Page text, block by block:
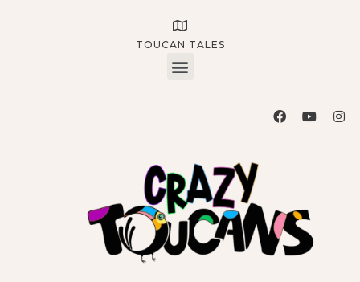
TOUCAN TALES